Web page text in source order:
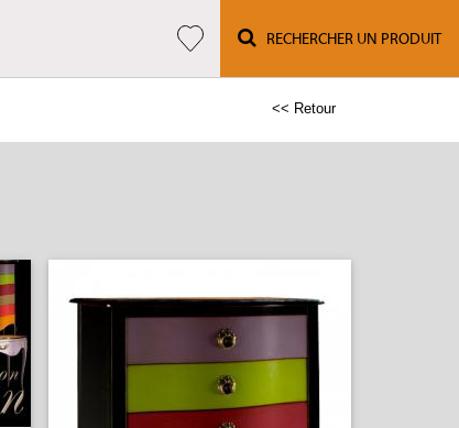
RECHERCHER UN PRODUIT
<< Retour